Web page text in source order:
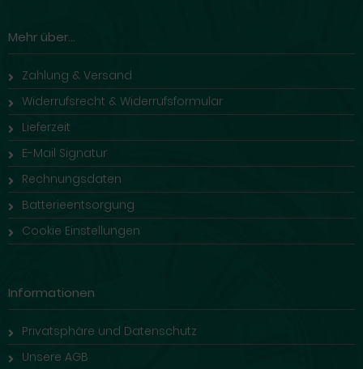
Mehr über...
Zahlung & Versand
Widerrufsrecht & Widerrufsformular
Lieferzeit
E-Mail Signatur
Rechnungsdaten
Batterieentsorgung
Cookie Einstellungen
Informationen
Privatsphäre und Datenschutz
Unsere AGB